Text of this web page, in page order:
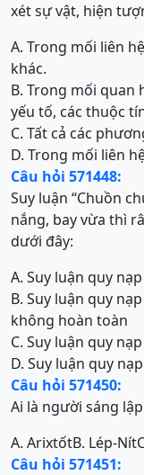
xét sự vật, hiện
A. Trong mối liên
khác.
B. Trong mối quan
yếu tố, các thuộc
C. Tất cả các
D. Trong mối liên
Câu hỏi 571448:
Suy luận “Chuồn
nắng, bay vừa thì
dưới đây:
A. Suy luận quy
B. Suy luận quy
không hoàn toàn
C. Suy luận quy
D. Suy luận quy
Câu hỏi 571450:
Ai là người sáng
A. ArixtốtB. Lép-Nít
Câu hỏi 571451: